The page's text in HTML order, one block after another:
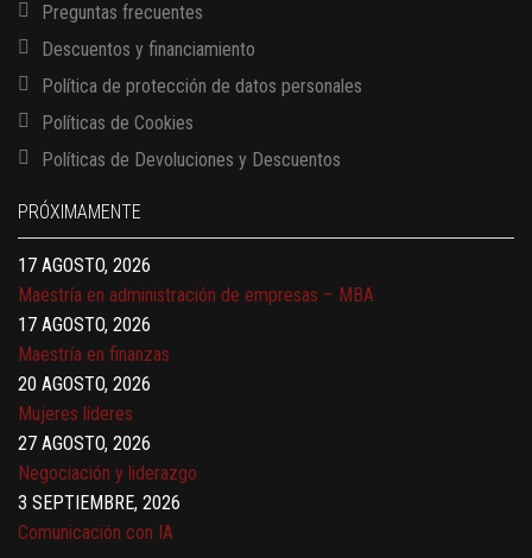
Preguntas frecuentes
Descuentos y financiamiento
Política de protección de datos personales
Políticas de Cookies
Políticas de Devoluciones y Descuentos
PRÓXIMAMENTE
13 AGOSTO, 2026
17 AGOSTO, 2026
Gerencia de empresas familiares
17 AGOSTO, 2026
Maestría en administración de empresas – MBA
17 AGOSTO, 2026
Maestría en finanzas
20 AGOSTO, 2026
Mujeres líderes
27 AGOSTO, 2026
Negociación y liderazgo
3 SEPTIEMBRE, 2026
Comunicación con IA